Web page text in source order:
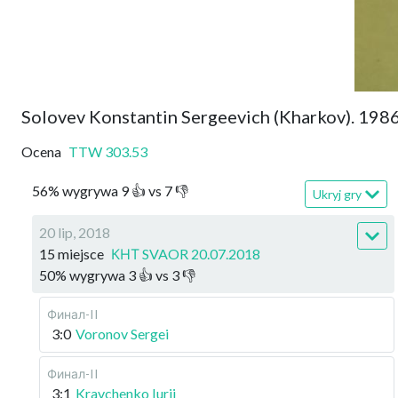
Solovev Konstantin Sergeevich (Kharkov).
Ocena TTW 303.53
56% wygrywa 9👍 vs 7👎 Ukryj gry
20 lip, 2018
15 miejsce КНТ SVAOR 20.07.2018
50% wygrywa 3 👍 vs 3👎
Финал-II
3:0 Voronov Sergei
Финал-II
3:1 Kravchenko Iurii